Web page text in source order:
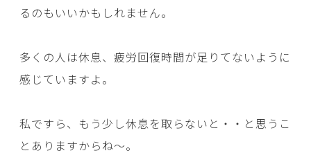
るのもいいかもしれません。
多くの人は休息、疲労回復時間が足りてないように
感じていますよ。
私ですら、もう少し休息を取らないと・・と思うこ
とありますからね～。